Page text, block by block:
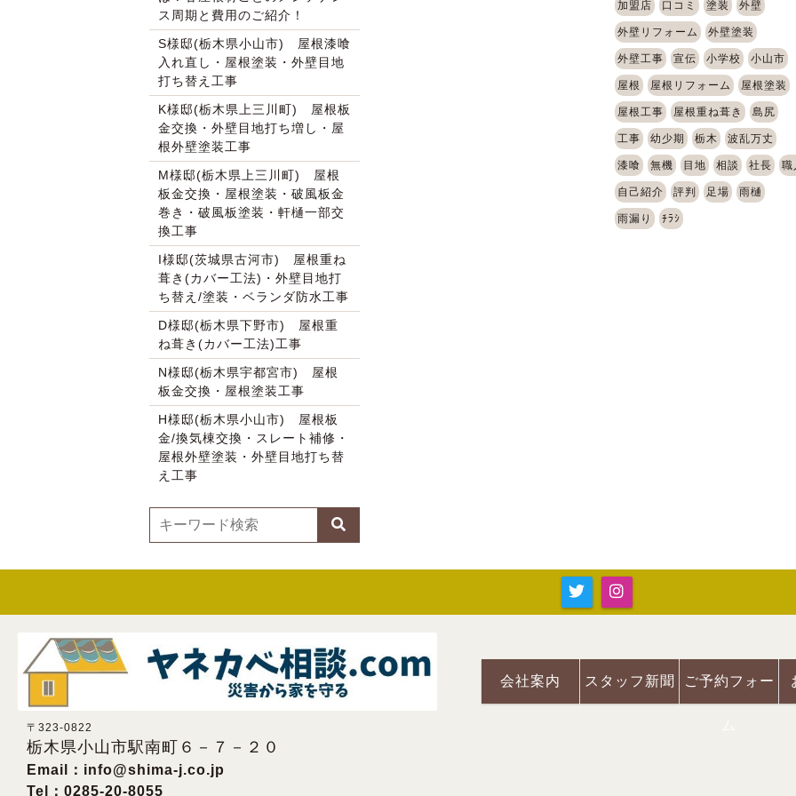
ス周期と費用のご紹介！
S様邸(栃木県小山市) 屋根漆喰
入れ直し・屋根塗装・外壁目地
打ち替え工事
K様邸(栃木県上三川町) 屋根板
金交換・外壁目地打ち増し・屋
根外壁塗装工事
M様邸(栃木県上三川町) 屋根
板金交換・屋根塗装・破風板金
巻き・破風板塗装・軒樋一部交
換工事
I様邸(茨城県古河市) 屋根重ね
葺き(カバー工法)・外壁目地打
ち替え/塗装・ベランダ防水工事
D様邸(栃木県下野市) 屋根重
ね葺き(カバー工法)工事
N様邸(栃木県宇都宮市) 屋根
板金交換・屋根塗装工事
H様邸(栃木県小山市) 屋根板
金/換気棟交換・スレート補修・
屋根外壁塗装・外壁目地打ち替
え工事
加盟店 口コミ 塗装 外壁
外壁リフォーム 外壁塗装
外壁工事 宣伝 小学校 小山市
屋根 屋根リフォーム 屋根塗装
屋根工事 屋根重ね葺き 島尻
工事 幼少期 栃木 波乱万丈
漆喰 無機 目地 相談 社長 職
自己紹介 評判 足場 雨樋
雨漏り ﾁﾗｼ
〒323-0822
栃木県小山市駅南町６－７－２０
Email： info@shima-j.co.jp
Tel：0285-20-8055
会社案内 スタッフ新聞 ご予約フォー